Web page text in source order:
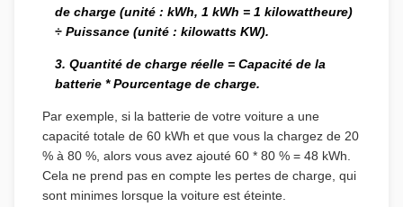
de charge (unité : kWh, 1 kWh = 1 kilowattheure)
÷ Puissance (unité : kilowatts KW).
3. Quantité de charge réelle = Capacité de la
batterie * Pourcentage de charge.
Par exemple, si la batterie de votre voiture a une
capacité totale de 60 kWh et que vous la chargez de 20
% à 80 %, alors vous avez ajouté 60 * 80 % = 48 kWh.
Cela ne prend pas en compte les pertes de charge, qui
sont minimes lorsque la voiture est éteinte.